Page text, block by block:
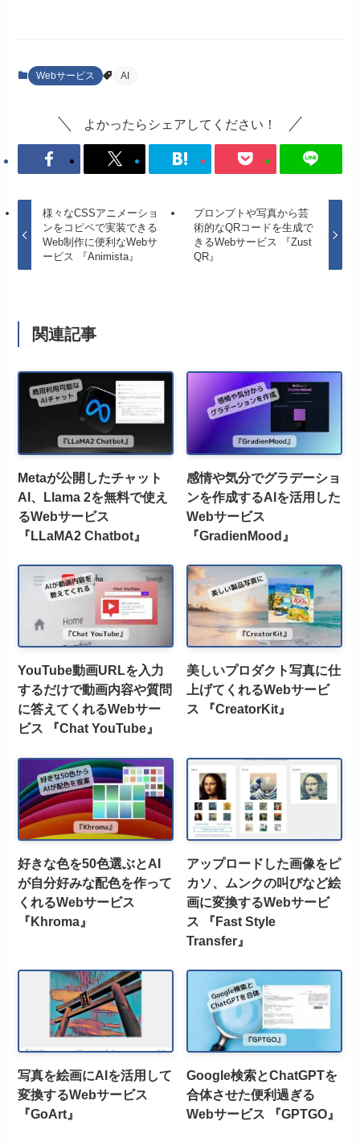
Webサービス AI
よかったらシェアしてください！
様々なCSSアニメーショ
ンをコピペで実装できる
Web制作に便利なWebサ
ービス 『Animista』
プロンプトや写真から芸
術的なQRコードを生成で
きるWebサービス 『Zust
QR』
関連記事
Metaが公開したチャット
AI、Llama 2を無料で使え
るWebサービス
『LLaMA2 Chatbot』
感情や気分でグラデーショ
ンを作成するAIを活用した
Webサービス
『GradienMood』
YouTube動画URLを入力
するだけで動画内容や質問
に答えてくれるWebサー
ビス 『Chat YouTube』
美しいプロダクト写真に仕
上げてくれるWebサービ
ス 『CreatorKit』
好きな色を50色選ぶとAI
が自分好みな配色を作って
くれるWebサービス
『Khroma』
アップロードした画像をピ
カソ、ムンクの叫びなど絵
画に変換するWebサービ
ス 『Fast Style
Transfer』
写真を絵画にAIを活用して
変換するWebサービス
『GoArt』
Google検索とChatGPTを
合体させた便利過ぎる
Webサービス 『GPTGO』